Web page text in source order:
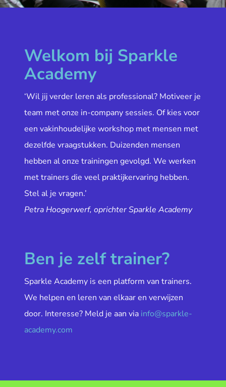
Welkom bij Sparkle
Academy
‘Wil jij verder leren als professional? Motiveer je
team met onze in-company sessies. Of kies voor
een vakinhoudelijke workshop met mensen met
dezelfde vraagstukken. Duizenden mensen
hebben al onze trainingen gevolgd. We werken
met trainers die veel praktijkervaring hebben.
Stel al je vragen.’
Petra Hoogerwerf, oprichter Sparkle Academy
Ben je zelf trainer?
Sparkle Academy is een platform van trainers.
We helpen en leren van elkaar en verwijzen
door. Interesse? Meld je aan via info@sparkle-
academy.com